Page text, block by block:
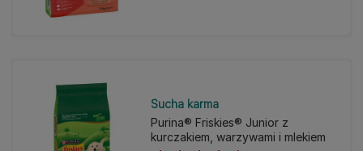
Sucha karma
Purina® Friskies® Junior z
kurczakiem, warzywami i mlekiem